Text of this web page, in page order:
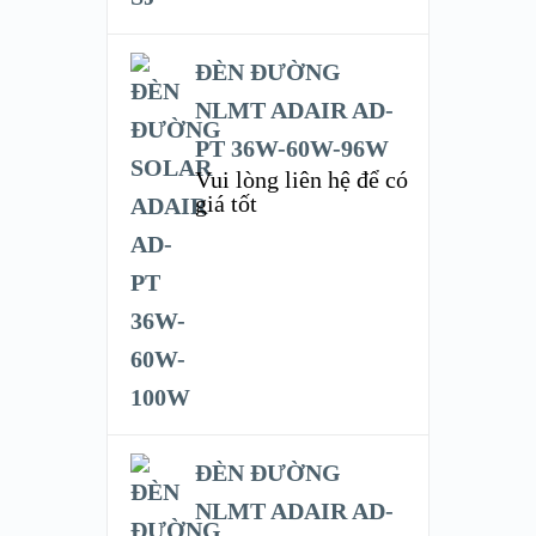
ĐÈN ĐƯỜNG
NLMT ADAIR AD-
PT 36W-60W-96W
Vui lòng liên hệ để có
giá tốt
ĐÈN ĐƯỜNG
NLMT ADAIR AD-